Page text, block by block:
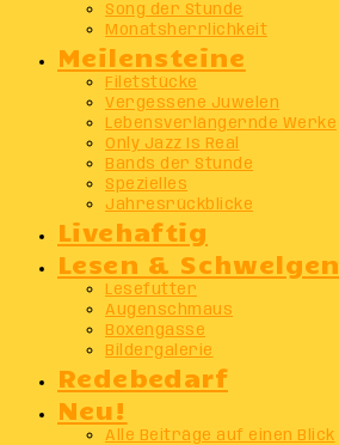
Song der Stunde
Monatsherrlichkeit
Meilensteine
Filetstücke
Vergessene Juwelen
Lebensverlängernde Werke
Only Jazz Is Real
Bands der Stunde
Spezielles
Jahresrückblicke
Livehaftig
Lesen & Schwelgen
Lesefutter
Augenschmaus
Boxengasse
Bildergalerie
Redebedarf
Neu!
Alle Beiträge auf einen Blick